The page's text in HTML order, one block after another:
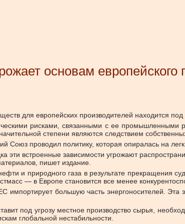
основам европейского
для европейских производителей находится под
рисками, связанными с ее промышленными
степени являются следствием
Союз проводил политику, которая опиралась на
эти встроенные зависимости угрожают
пишет издание.
и природного газа в результате прекращения
— в Европе становится все менее
импортирует большую часть энергоносителей.
под угрозу местное производство сырья,
глобальной нестабильности.